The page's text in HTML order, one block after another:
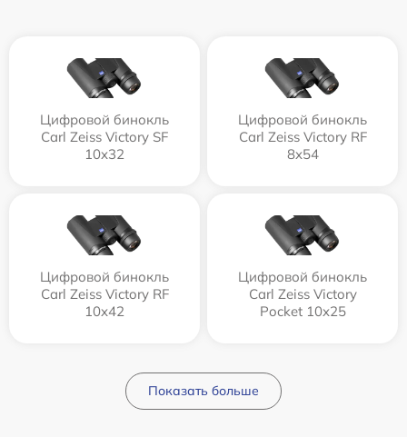
Цифровой бинокль
Carl Zeiss Victory SF
10x32
Цифровой бинокль
Carl Zeiss Victory RF
8x54
Цифровой бинокль
Carl Zeiss Victory RF
10x42
Цифровой бинокль
Carl Zeiss Victory
Pocket 10x25
Показать больше